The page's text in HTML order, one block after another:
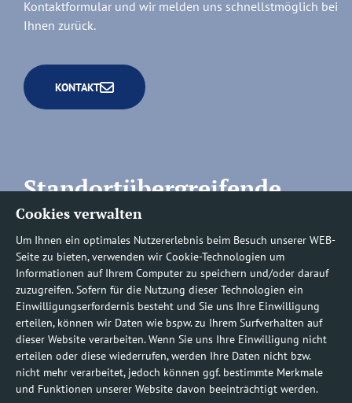
Cookies verwalten
Um Ihnen ein optimales Nutzererlebnis beim Besuch unserer WEB-
Seite zu bieten, verwenden wir Cookie-Technologien um
Informationen auf Ihrem Computer zu speichern und/oder darauf
zuzugreifen. Sofern für die Nutzung dieser Technologien ein
Einwilligungserfordernis besteht und Sie uns Ihre Einwilligung
erteilen, können wir Daten wie bspw. zu Ihrem Surfverhalten auf
dieser Website verarbeiten. Wenn Sie uns Ihre Einwilligung nicht
erteilen oder diese wiederrufen, werden Ihre Daten nicht bzw.
nicht mehr verarbeitet, jedoch können ggf. bestimmte Merkmale
und Funktionen unserer Website davon beeinträchtigt werden.
Kontaktformular und wir melden uns schnellstmöglich bei
Ihnen zurück.
KONTAKT
Standortübergreifende
Rufnummern
Befundauskünfte/
Nachforderungen
0800 1219100-10